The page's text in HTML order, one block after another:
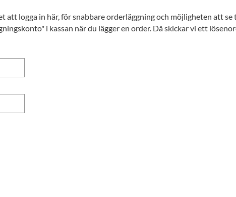
att logga in här, för snabbare orderläggning och möjligheten att
i kassan när du lägger en order. Då skickar vi ett